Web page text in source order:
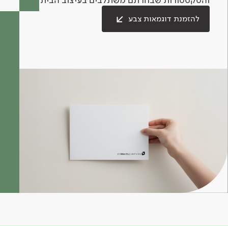
להזמנת דוגמאות צבע